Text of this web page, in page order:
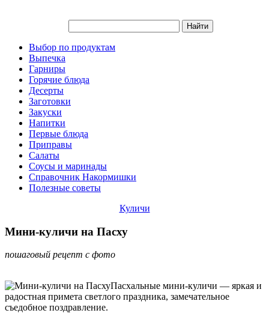
Выбор по продуктам
Выпечка
Гарниры
Горячие блюда
Десерты
Заготовки
Закуски
Напитки
Первые блюда
Приправы
Салаты
Соусы и маринады
Справочник Накормишки
Полезные советы
Куличи
Мини-куличи на Пасху
пошаговый рецепт с фото
Пасхальные мини-куличи — яркая и
радостная примета светлого праздника, замечательное
съедобное поздравление.